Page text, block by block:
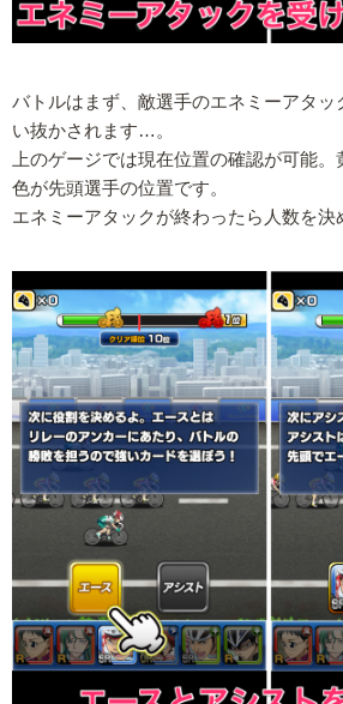
バトルはまず、敵選手のエネミーアタッ
い抜かされます…。
上のゲージでは現在位置の確認が可能。
色が先頭選手の位置です。
エネミーアタックが終わったら人数を決